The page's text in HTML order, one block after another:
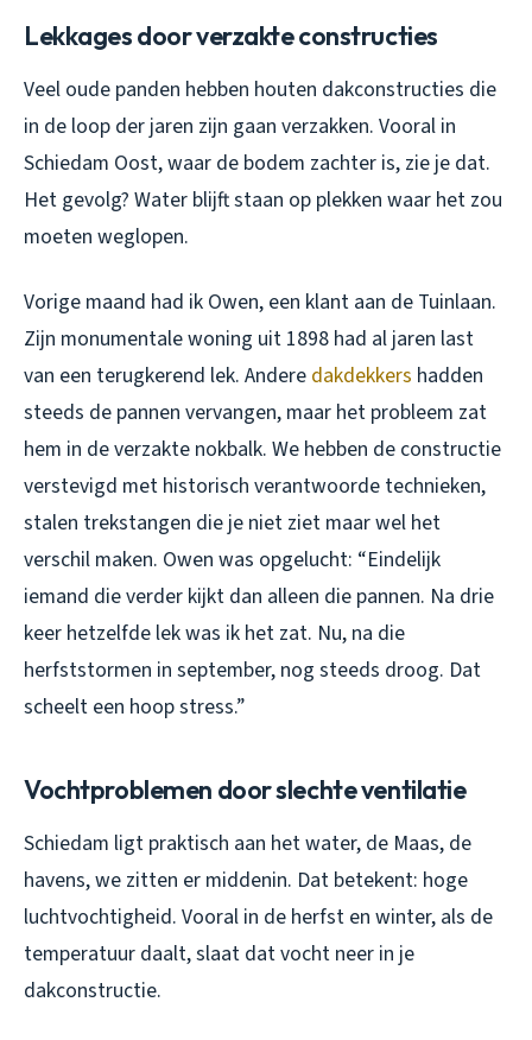
Lekkages door verzakte constructies
Veel oude panden hebben houten dakconstructies die
in de loop der jaren zijn gaan verzakken. Vooral in
Schiedam Oost, waar de bodem zachter is, zie je dat.
Het gevolg? Water blijft staan op plekken waar het zou
moeten weglopen.
Vorige maand had ik Owen, een klant aan de Tuinlaan.
Zijn monumentale woning uit 1898 had al jaren last
van een terugkerend lek. Andere dakdekkers hadden
steeds de pannen vervangen, maar het probleem zat
hem in de verzakte nokbalk. We hebben de constructie
verstevigd met historisch verantwoorde technieken,
stalen trekstangen die je niet ziet maar wel het
verschil maken. Owen was opgelucht: “Eindelijk
iemand die verder kijkt dan alleen die pannen. Na drie
keer hetzelfde lek was ik het zat. Nu, na die
herfststormen in september, nog steeds droog. Dat
scheelt een hoop stress.”
Vochtproblemen door slechte ventilatie
Schiedam ligt praktisch aan het water, de Maas, de
havens, we zitten er middenin. Dat betekent: hoge
luchtvochtigheid. Vooral in de herfst en winter, als de
temperatuur daalt, slaat dat vocht neer in je
dakconstructie.